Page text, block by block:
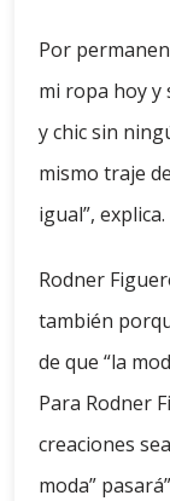
Por
mi ropa hoy y
y chic sin
mismo traje
igual”, explica.
Rodner
también
de que “la
Para Rodner
creaciones
moda”